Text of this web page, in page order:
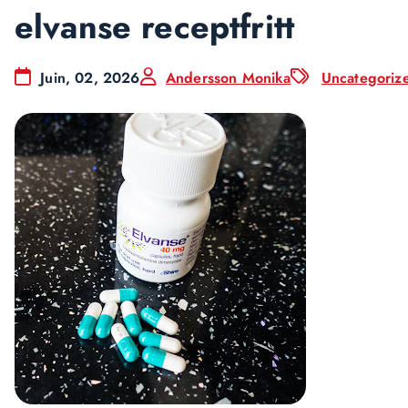
elvanse receptfritt
Juin, 02, 2026 Andersson Monika